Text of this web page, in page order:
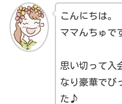
こんにちは。
ママんちゅで
思い切って入
なり豪華でび
た♪